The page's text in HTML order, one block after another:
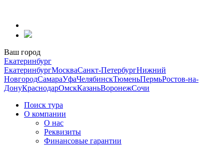
содержанию
Ваш город
Екатеринбург
ЕкатеринбургМоскваСанкт-ПетербургНижний
НовгородСамараУфаЧелябинскТюменьПермьРостов-на-
ДонуКраснодарОмскКазаньВоронежСочи
Поиск тура
О компании
О нас
Реквизиты
Финансовые гарантии